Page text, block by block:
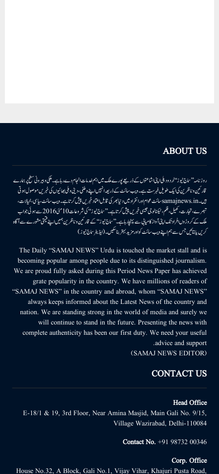
ABOUT US
روزنامہ ’’سماج نیوز‘‘ اُردو دہلی اپنی اشاعتوں کے ذریعے پورے ملک میں اہم خدمات انجام دے رہا ہے۔ ملکی وبیرونی سطح پر ہمارے
قارئین وناظرین کی ایک طویل فہرست ہے۔ ویب سائٹ کے ذریعہ انہیں اپنے وطنی، دینی وملی بھائیوں کی خبریں موصول ہوتی
ہیں۔samajnews.inسائٹ عوام اور انفراد میں دنیا بھر کی قابل اعتماد خبریں پیش کرتا ہے۔ ویب سائٹ سیاسی، خیالات،
تبصرے، تجارت، کھیل، فلم، ٹیکنالوجی جیسی خبریں پیش کرتا ہے۔ ’’سماج نیوز‘‘ کی شروعات 10مئی 2016 سے ہوئی جو اب
ملک کے کروڑوں افراد تک اپنی آواز کامیابی سے پہنچا رہا ہے۔ ’’سماج نیوز‘‘ کے قارئین وناظرین ہمیں اپنے قیمتی مشورے سے آگاہ
کریں یا بتائیں جس سے ہم اپنے ویب سائٹ کو اور مزید بہتر بناسکیں۔ (ایڈیٹر سماج نیوز)
The Daily “SAMAJ NEWS” Urdu is touched the market stall and is
becoming popular among people due to its distinguished journalism.
We are proud fully asked during this Period News Paper has achieved
grate popularity in the country. We have millions of readers of
“SAMAJ NEWS” in the country and abroad, whom “SAMAJ NEWS”
always keeps informed about the Latest News of the country and
nation. We are standing strong in the world of media and surely we
will continue to stand in the future. Presenting the news with
complete authenticity has been our first duty. We need your useful
advice and support.
(SAMAJ NEWS EDITOR)
CONTACT US
Head Office
E-18/1 & 19, 3rd Floor, Near Amina Masjid, Main Gali No. 9/15,
Village Wazirabad, Delhi-110084
Contact No. +91 98732 00346
Corp. Office
House No.32, A Block, Gali No.1, Vijay Vihar, Khajuri Pusta Road,